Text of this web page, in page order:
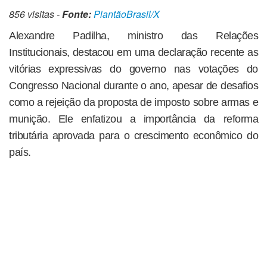
856 visitas -Fonte:PlantãoBrasil/X
Alexandre Padilha, ministro das Relações
Institucionais, destacou em uma declaração recente as
vitórias expressivas do governo nas votações do
Congresso Nacional durante o ano, apesar de desafios
como a rejeição da proposta de imposto sobre armas e
munição. Ele enfatizou a importância da reforma
tributária aprovada para o crescimento econômico do
país.